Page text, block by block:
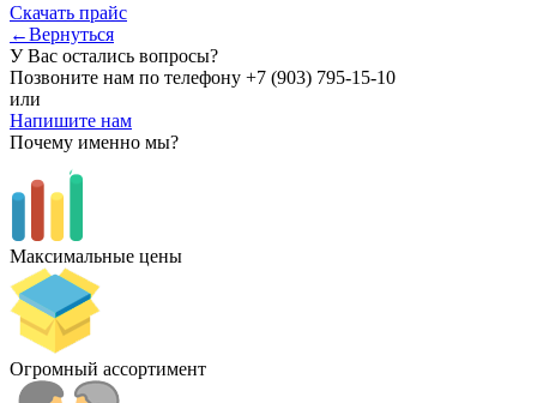
Скачать прайс
←Вернуться
У Вас остались вопросы?
Позвоните нам по телефону +7 (903) 795-15-10
или
Напишите нам
Почему именно мы?
Максимальные цены
Огромный ассортимент